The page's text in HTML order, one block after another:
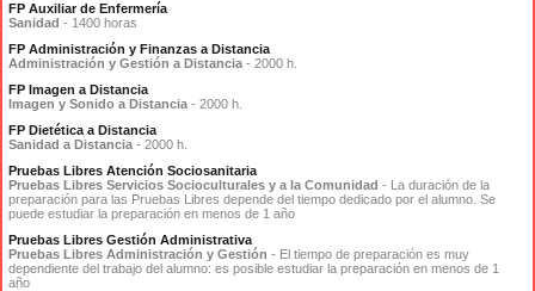
FP Auxiliar de Enfermería
Sanidad - 1400 horas
FP Administración y Finanzas a Distancia
Administración y Gestión a Distancia - 2000 h.
FP Imagen a Distancia
Imagen y Sonido a Distancia - 2000 h.
FP Dietética a Distancia
Sanidad a Distancia - 2000 h.
Pruebas Libres Atención Sociosanitaria
Pruebas Libres Servicios Socioculturales y a la Comunidad - La duración de la
preparación para las Pruebas Libres depende del tiempo dedicado por el alumno. Se
puede estudiar la preparación en menos de 1 año
Pruebas Libres Gestión Administrativa
Pruebas Libres Administración y Gestión - El tiempo de preparación es muy
dependiente del trabajo del alumno: es posible estudiar la preparación en menos de 1
año